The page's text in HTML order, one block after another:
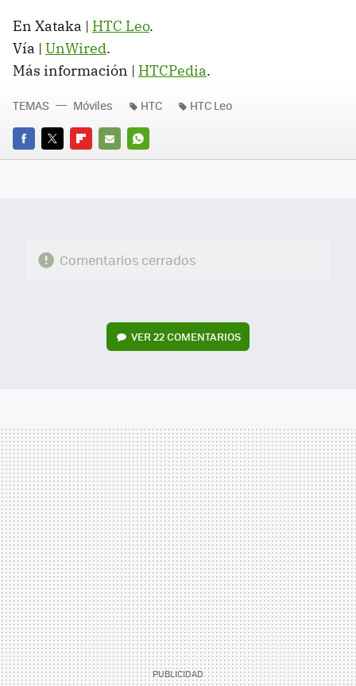
En Xataka | HTC Leo.
Vía | UnWired.
Más información | HTCPedia.
FACEBOOK
TWITTERFLIPBOARD
E-
WHATSAPP
TEMAS Móviles HTC HTC Leo
Comentarios cerrados
VER22 COMENTARIOS